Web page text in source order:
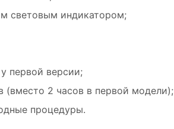
световым индикатором;
первой версии;
(вместо 2 часов в первой модели);
процедуры.